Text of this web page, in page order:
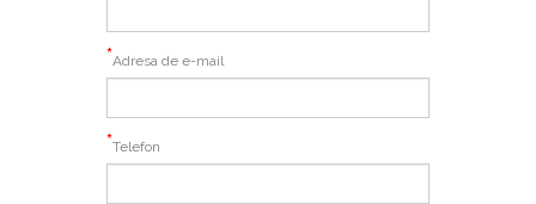
*Adresa de e-mail
*Telefon